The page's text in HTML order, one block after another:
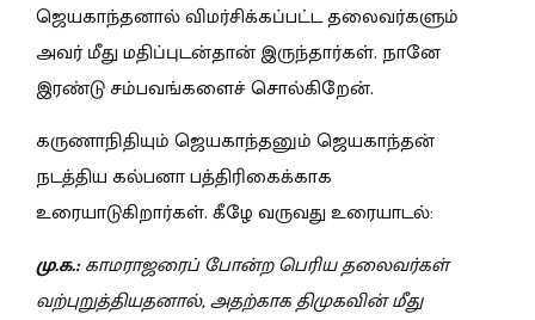
ஜெயகாந்தனால் விமர்சிக்கப்பட்ட தலைவர்களும்
அவர் மீது மதிப்புடன்தான் இருந்தார்கள். நானே
இரண்டு சம்பவங்களைச் சொல்கிறேன்.
கருணாநிதியும் ஜெயகாந்தனும் ஜெயகாந்தன்
நடத்திய கல்பனா பத்திரிகைக்காக
உரையாடுகிறார்கள். கீழே வருவது உரையாடல்:
மு.க.:காமராஜரைப் போன்ற பெரிய தலைவர்கள்
வற்புறுத்தியதனால், அதற்காக திமுகவின் மீது